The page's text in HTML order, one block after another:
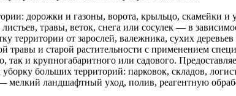
дорожки и газоны, ворота, крыльцо, скамейки
травы, веток, снега или сосулек — в
территории от зарослей, валежника, сухих
травы и старой растительности с применением
так и крупногабаритного или садового.
больших территорий: парковок, складов,
мелкий ландшафтный уход, полив, реагентную